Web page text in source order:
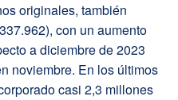
originales, también
con un aumento
a diciembre de 2023
noviembre. En los últimos
casi 2,3 millones